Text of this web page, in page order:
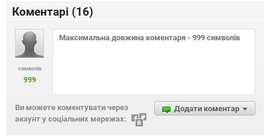
Коментарі (16)
символів
999
Додати коментар
Ви можете коментувати через
акаунт у соціальних мережах: